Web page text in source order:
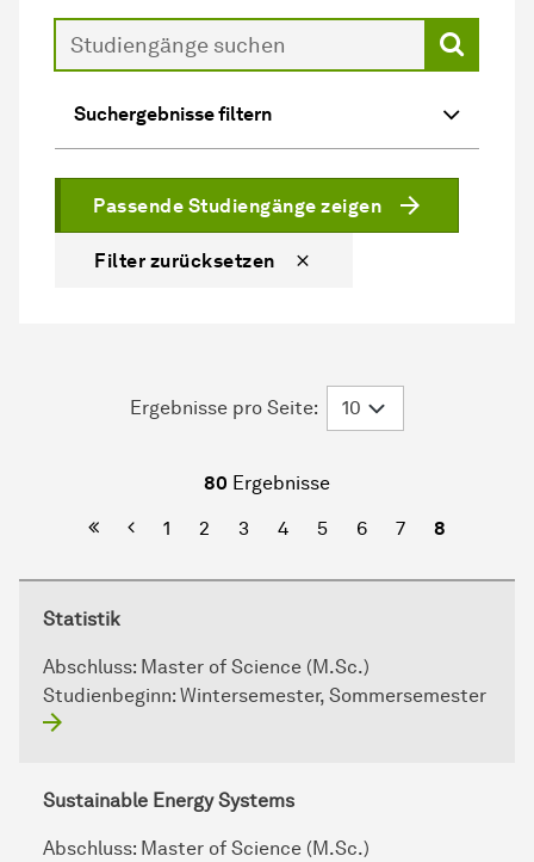
Suchergebnisse filtern
Passende Studiengänge zeigen
Filter zurücksetzen
Ergebnisse pro Seite:
80 Ergebnisse
Erste Seite
Vorherige
1 2 3 4 5 6 7 8
Statistik
Abschluss: Master of Science (M.Sc.)
Studienbeginn: Wintersemester, Sommersemester
Sustainable Energy Systems
Abschluss: Master of Science (M.Sc.)